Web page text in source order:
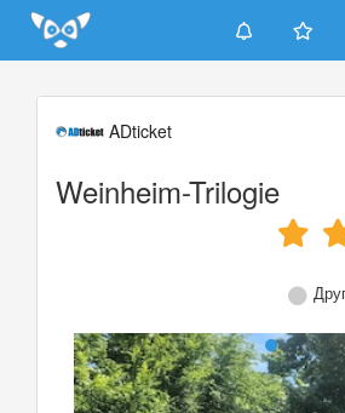
Update cookies preferences
ADticket
Weinheim-Trilogie